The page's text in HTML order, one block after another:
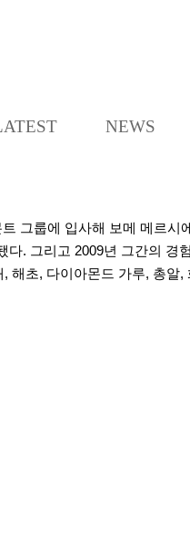
NEWS
그룹에 입사해 보메 메르
다. 그리고 2009년 그간의
해초, 다이아몬드 가루, 총